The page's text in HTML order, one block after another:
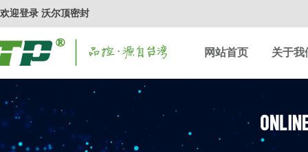
欢迎登录 沃尔顶密封
网站首页 关于我